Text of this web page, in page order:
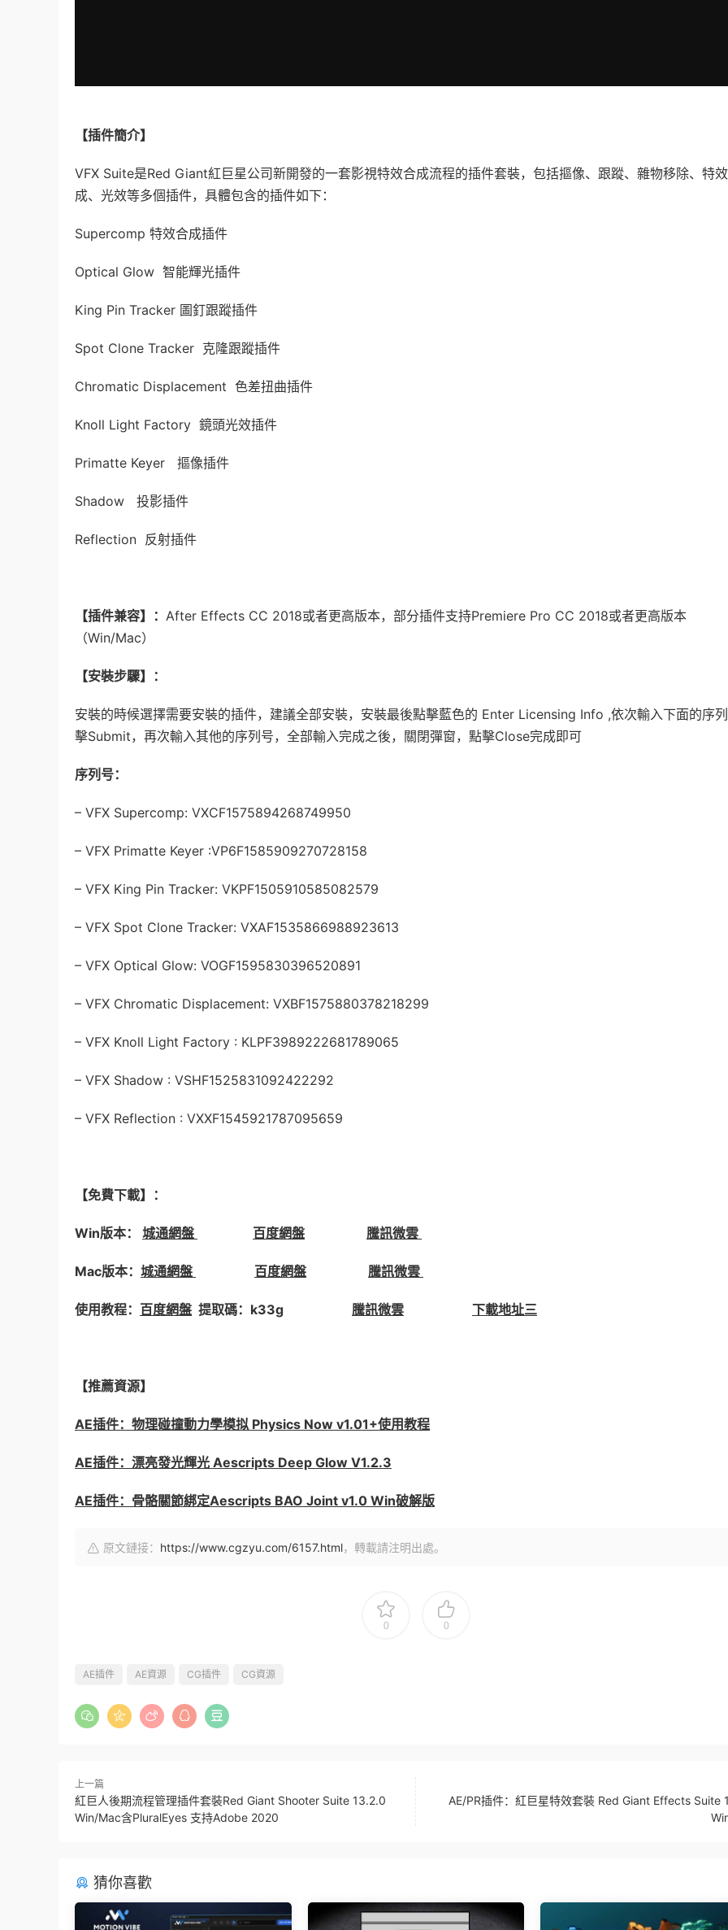
【插件簡介】
VFX Suite是Red Giant紅巨星公司新開發的一套影視特效合成流程的插件套裝，包括摳像、跟蹤、雜物移除、特
成、光效等多個插件，具體包含的插件如下：
Supercomp 特效合成插件
Optical Glow 智能輝光插件
King Pin Tracker 圖釘跟蹤插件
Spot Clone Tracker 克隆跟蹤插件
Chromatic Displacement 色差扭曲插件
Knoll Light Factory 鏡頭光效插件
Primatte Keyer 摳像插件
Shadow 投影插件
Reflection 反射插件
【插件兼容】： After Effects CC 2018或者更高版本，部分插件支持Premiere Pro CC 2018或者更高版本
（Win/Mac）
【安裝步驟】：
安裝的時候選擇需要安裝的插件，建議全部安裝，安裝最後點擊藍色的 Enter Licensing Info ,依次輸入下面的序
擊Submit，再次輸入其他的序列号，全部輸入完成之後，關閉彈窗，點擊Close完成即可
序列号：
– VFX Supercomp: VXCF1575894268749950
– VFX Primatte Keyer :VP6F1585909270728158
– VFX King Pin Tracker: VKPF1505910585082579
– VFX Spot Clone Tracker: VXAF1535866988923613
– VFX Optical Glow: VOGF1595830396520891
– VFX Chromatic Displacement: VXBF1575880378218299
– VFX Knoll Light Factory : KLPF3989222681789065
– VFX Shadow : VSHF1525831092422292
– VFX Reflection : VXXF1545921787095659
【免費下載】：
Win版本： 城通網盤 百度網盤 騰訊微雲
Mac版本： 城通網盤 百度網盤 騰訊微雲
使用教程： 百度網盤 提取碼：k33g 騰訊微雲 下載地址三
【推薦資源】
AE插件：物理碰撞動力學模拟 Physics Now v1.01+使用教程
AE插件：漂亮發光輝光 Aescripts Deep Glow V1.2.3
AE插件：骨骼關節綁定Aescripts BAO Joint v1.0 Win破解版
原文鏈接： https://www.cgzyu.com/6157.html，轉載請注明出處。
0 0
AE插件 AE資源 CG插件 CG資源
上一篇
紅巨人後期流程管理插件套裝Red Giant Shooter Suite 13.2.0
Win/Mac含PluralEyes 支持Adobe 2020
AE/PR插件：紅巨星特效套裝 Red Giant Effects Suite
猜你喜歡